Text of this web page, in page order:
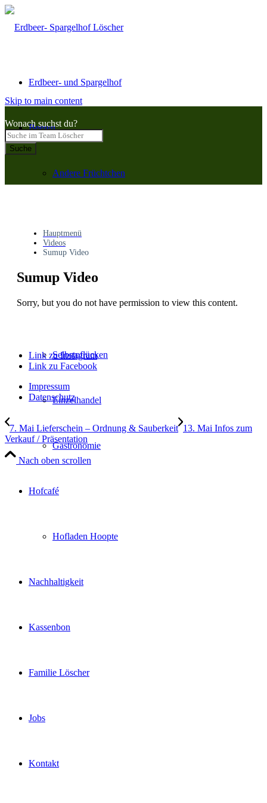
Erdbeer- und Spargelhof
Beeren
Andere Früchtchen
Verkaufsstände
Selbstpflücken
Einzelhandel
Gastronomie
Hofcafé
Hofladen Hoopte
Nachhaltigkeit
Kassenbon
Familie Löscher
Jobs
Kontakt
Skip to main content
Wonach suchst du?
Suche
Hauptmenü
Videos
Sumup Video
Sumup Video
Sorry, but you do not have permission to view this content.
Link zu Instagram
Link zu Facebook
Impressum
Datenschutz
7. Mai Lieferschein – Ordnung & Sauberkeit 13. Mai Infos zum
Verkauf / Präsentation
Nach oben scrollen